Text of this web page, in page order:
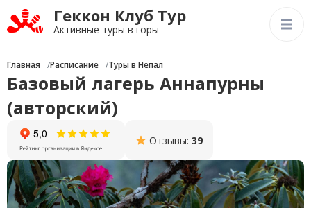
Геккон Клуб Тур
Активные туры в горы
Главная Расписание Туры в Непал
Базовый лагерь Аннапурны
(авторский)
Отзывы: 39